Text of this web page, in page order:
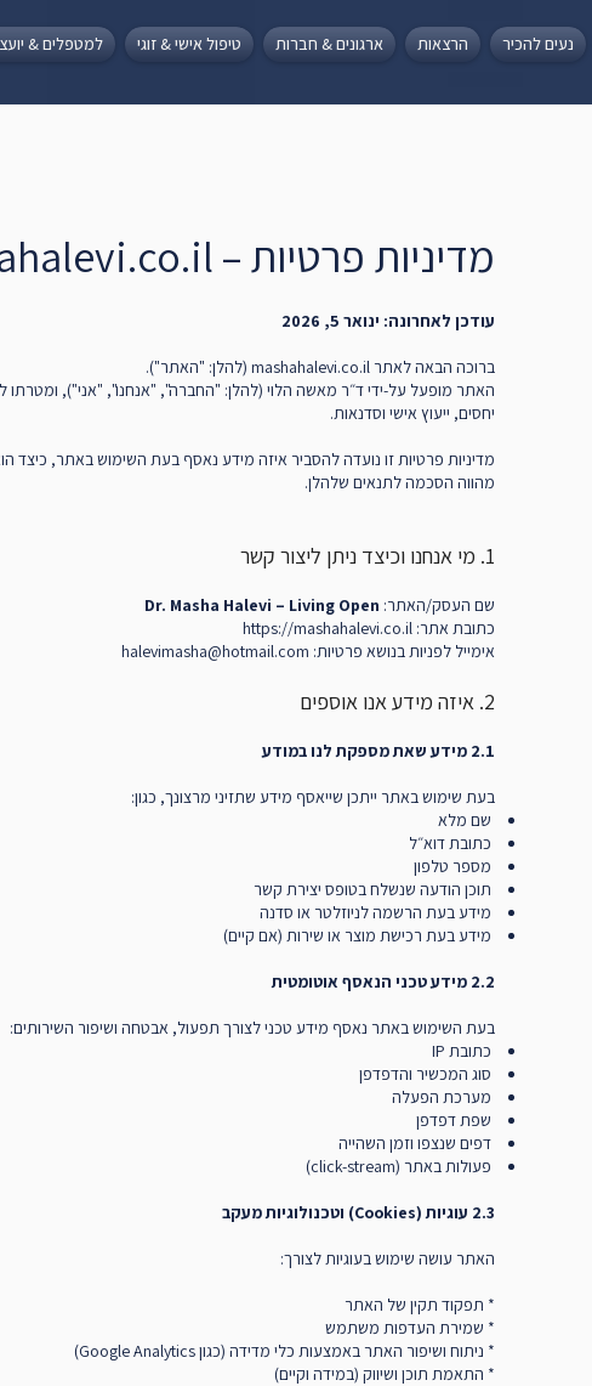
נעים להכיר הרצאות ארגונים & חברות טיפול אישי & זוגי למטפלים &
מדיניות פרטיות – mashahalevi.co.il
עודכן לאחרונה: ינואר 5, 2026
ברוכה הבאה לאתר mashahalevi.co.il (להלן: "האתר").
האתר מופעל על-ידי ד״ר מאשה הלוי (להלן: "החברה", "אנחנו", "אני"),
יחסים, ייעוץ אישי וסדנאות.
מדיניות פרטיות זו נועדה להסביר איזה מידע נאסף בעת השימוש באתר, כיצד
מהווה הסכמה לתנאים שלהלן.
1. מי אנחנו וכיצד ניתן ליצור קשר
שם העסק/האתר: Dr. Masha Halevi – Living Open
כתובת אתר: https://mashahalevi.co.il
אימייל לפניות בנושא פרטיות: halevimasha@hotmail.com
2. איזה מידע אנו אוספים
2.1 מידע שאת מספקת לנו במודע
בעת שימוש באתר ייתכן שייאסף מידע שתזיני מרצונך, כגון:
שם מלא
כתובת דוא״ל
מספר טלפון
תוכן הודעה שנשלח בטופס יצירת קשר
מידע בעת הרשמה לניוזלטר או סדנה
מידע בעת רכישת מוצר או שירות (אם קיים)
2.2 מידע טכני הנאסף אוטומטית
בעת השימוש באתר נאסף מידע טכני לצורך תפעול, אבטחה ושיפור השירותים:
כתובת IP
סוג המכשיר והדפדפן
מערכת הפעלה
שפת דפדפן
דפים שנצפו וזמן השהייה
פעולות באתר (click-stream)
2.3 עוגיות (Cookies) וטכנולוגיות מעקב
האתר עושה שימוש בעוגיות לצורך:
* תפקוד תקין של האתר
* שמירת העדפות משתמש
* ניתוח ושיפור האתר באמצעות כלי מדידה (כגון Google Analytics)
* התאמת תוכן ושיווק (במידה וקיים)